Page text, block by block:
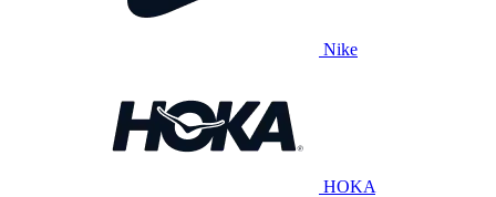
Nike
HOKA